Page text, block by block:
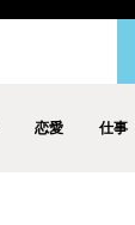
恋愛 仕事